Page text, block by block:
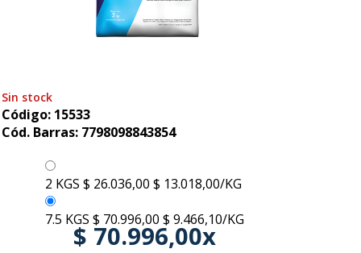
Sin stock
Código: 15533
Cód. Barras: 7798098843854
2 KGS $ 26.036,00 $ 13.018,00/KG
7.5 KGS $ 70.996,00 $ 9.466,10/KG
$ 70.996,00x